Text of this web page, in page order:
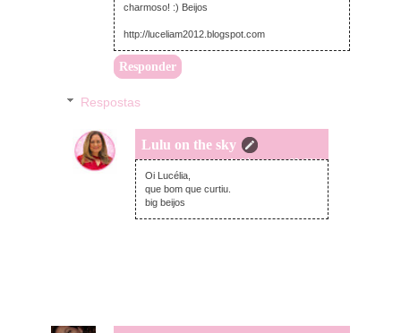
charmoso! :) Beijos
http://luceliam2012.blogspot.com
Responder
Respostas
Lulu on the sky
segunda-feira, agosto 25, 2014
Oi Lucélia,
que bom que curtiu.
big beijos